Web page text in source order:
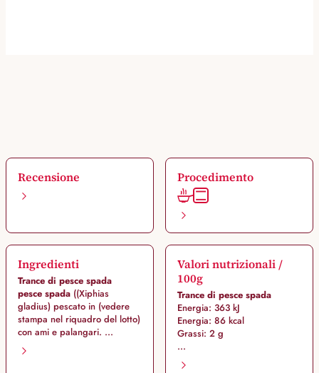
Recensione Procedimento
Ingredienti
Trance di pesce spada
pesce spada ((Xiphias
gladius) pescato in (vedere
stampa nel riquadro del lotto)
con ami e palangari. ...
Valori nutrizionali /
100g
Trance di pesce spada
Energia: 363 kJ
Energia: 86 kcal
Grassi: 2 g
...